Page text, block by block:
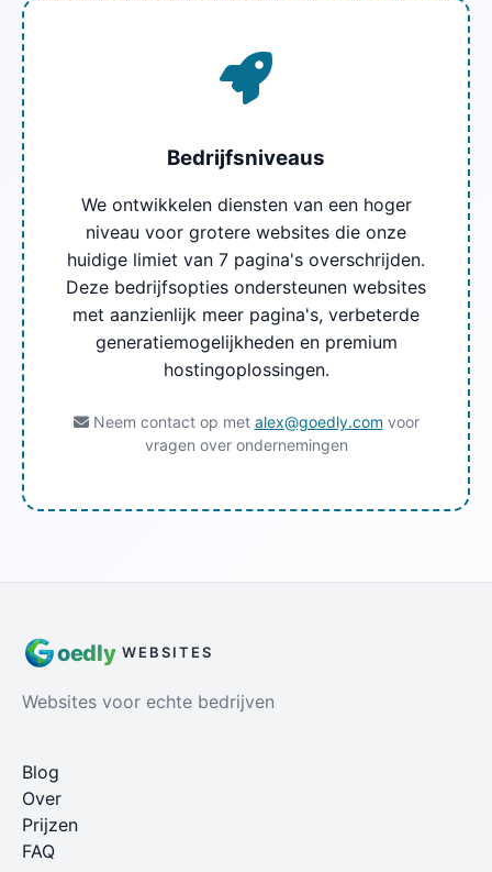
Bedrijfsniveaus
We ontwikkelen diensten van een hoger
niveau voor grotere websites die onze
huidige limiet van 7 pagina's overschrijden.
Deze bedrijfsopties ondersteunen websites
met aanzienlijk meer pagina's, verbeterde
generatiemogelijkheden en premium
hostingoplossingen.
Neem contact op met alex@goedly.com voor
vragen over ondernemingen
oedly WEBSITES
Websites voor echte bedrijven
Blog
Over
Prijzen
FAQ